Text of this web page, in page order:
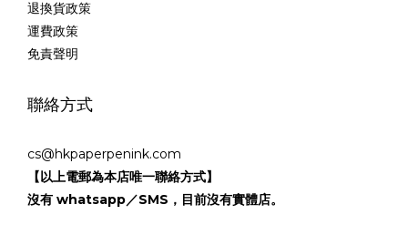
退換貨政策
運費政策
免責聲明
聯絡方式
cs@hkpaperpenink.com
【以上電郵為本店唯一聯絡方式】
沒有 whatsapp／SMS，目前沒有實體店。